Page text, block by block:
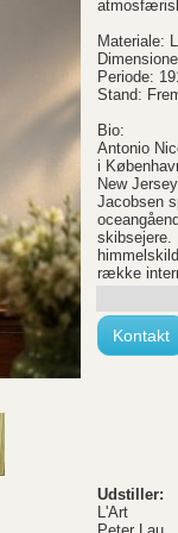
Materiale:
Periode:
Stand:
Bio:
Antonio
i
New
Jacobsen
skibsejere.
række
Kontakt
Udstiller:
L'Art